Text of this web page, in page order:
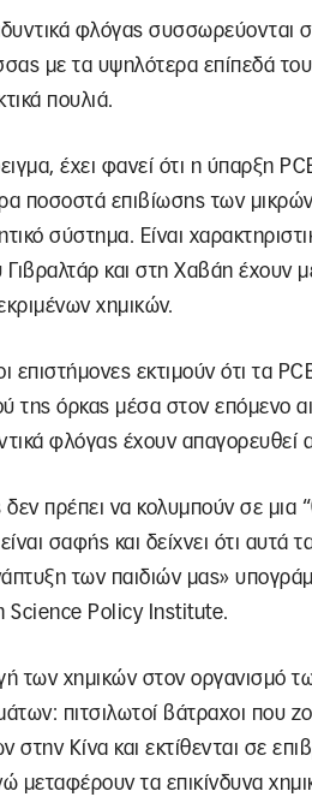
φλόγας συσσωρεύονται
με τα υψηλότερα επίπεδά
πουλιά.
έχει φανεί ότι η ύπαρξη
ποσοστά επιβίωσης των
σύστημα. Είναι
Γιβραλτάρ και στη Χαβάη έχουν
χημικών.
επιστήμονες εκτιμούν ότι τα
της όρκας μέσα στον επόμενο
φλόγας έχουν απαγορευθεί
δεν πρέπει να κολυμπούν σε
σαφής και δείχνει ότι
των παιδιών μας»
Science Policy Institute.
των χημικών στον οργανισμό
πιτσιλωτοί βάτραχοι που
στην Κίνα και εκτίθενται σε
μεταφέρουν τα επικίνδυνα